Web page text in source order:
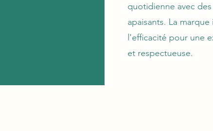
quotidienne avec
apaisants. La
l'efficacité pour une
et respectueuse.